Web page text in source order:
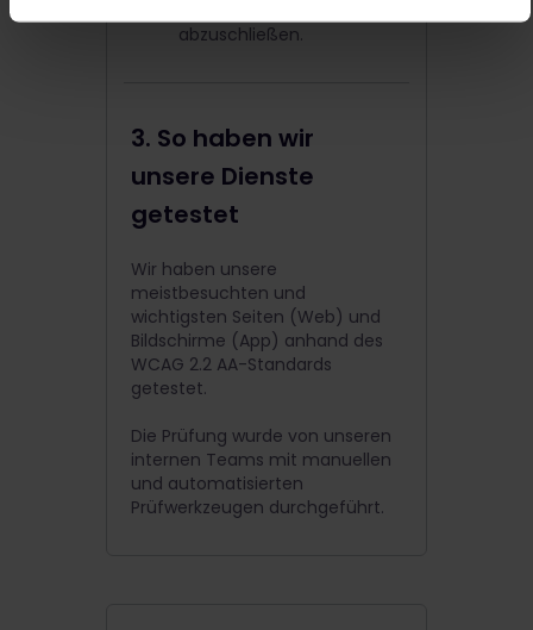
abzuschließen.
3. So haben wir
unsere Dienste
getestet
Wir haben unsere
meistbesuchten und
wichtigsten Seiten (Web) und
Bildschirme (App) anhand des
WCAG 2.2 AA-Standards
getestet.
Die Prüfung wurde von unseren
internen Teams mit manuellen
und automatisierten
Prüfwerkzeugen durchgeführt.